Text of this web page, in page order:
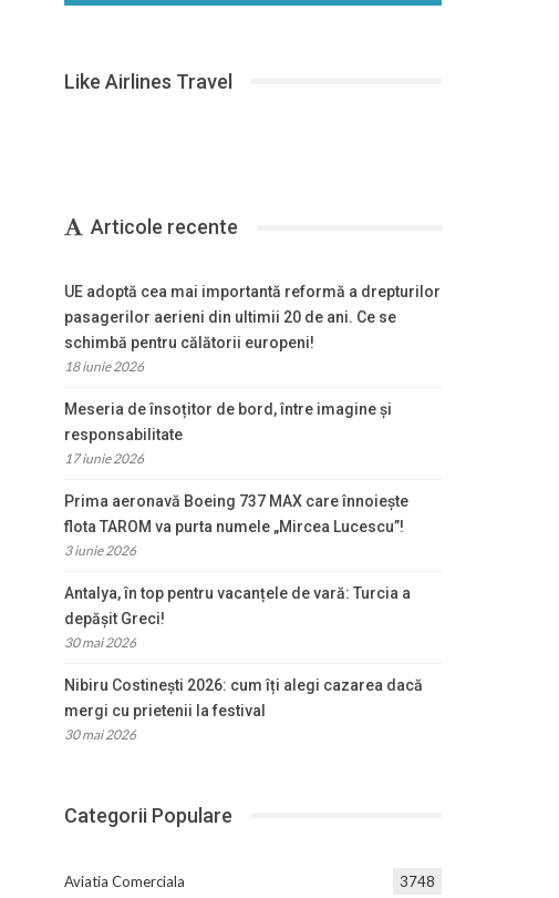
Like Airlines Travel
Articole recente
UE adoptă cea mai importantă reformă a drepturilor
pasagerilor aerieni din ultimii 20 de ani. Ce se
schimbă pentru călătorii europeni!
18 iunie 2026
Meseria de însoțitor de bord, între imagine și
responsabilitate
17 iunie 2026
Prima aeronavă Boeing 737 MAX care înnoiește
flota TAROM va purta numele „Mircea Lucescu”!
3 iunie 2026
Antalya, în top pentru vacanțele de vară: Turcia a
depășit Greci!
30 mai 2026
Nibiru Costinești 2026: cum îți alegi cazarea dacă
mergi cu prietenii la festival
30 mai 2026
Categorii Populare
Aviatia Comerciala 3748